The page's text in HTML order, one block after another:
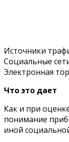
Источники
Социальные
Электронная
Что это дает
Как и при
понимание
иной